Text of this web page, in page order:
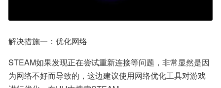
解决措施一：优化网络
STEAM如果发现正在尝试重新连接等问题，非常显然是因
为网络不好而导致的，这边建议使用网络优化工具对游戏